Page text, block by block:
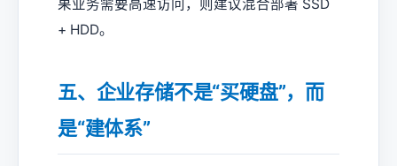
果业务需要高速访问，则建议混合部署 SSD
+ HDD。
五、企业存储不是“买硬盘”，而
是“建体系”